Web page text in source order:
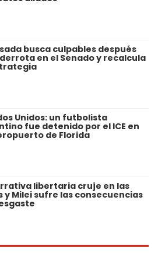
busca culpables después
en el Senado y recalcula
Unidos: un futbolista
fue detenido por el ICE en
de Florida
libertaria cruje en las
y Milei sufre las consecuencias